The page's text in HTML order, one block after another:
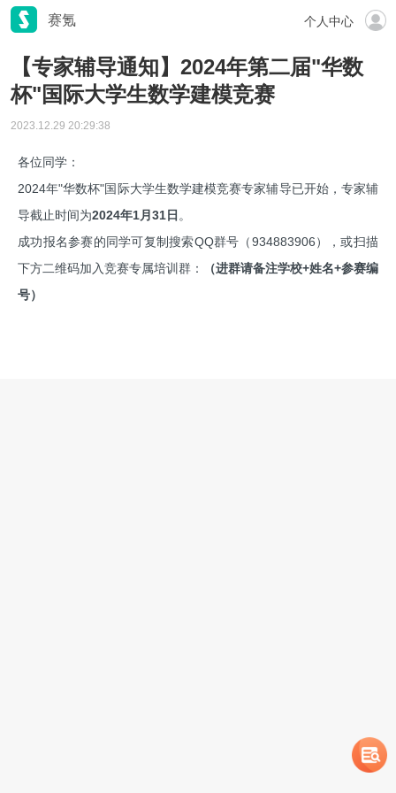
赛氪 个人中心
【专家辅导通知】2024年第二届"华数
杯"国际大学生数学建模竞赛
2023.12.29 20:29:38
各位同学：
2024年"华数杯"国际大学生数学建模竞赛专家辅导已开始，专家辅
导截止时间为2024年1月31日 。
成功报名参赛的同学可复制搜索QQ群号（934883906），或扫描
下方二维码加入竞赛专属培训群：
（进群请备注学校+姓名+参赛编
号）